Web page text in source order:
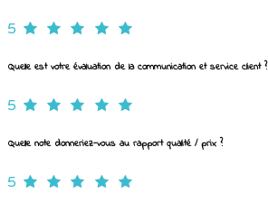
5
Quelle est votre évaluation de la communication et service client ?
5
Quelle note donneriez-vous au rapport qualité / prix ?
5